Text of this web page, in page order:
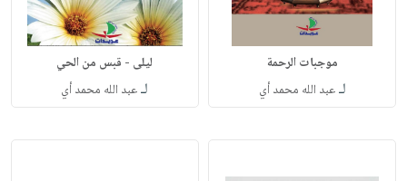
موجبات الرحمة
لـعبد الله محمد أي
ليلى - قبس من الحي
لـعبد الله محمد أي